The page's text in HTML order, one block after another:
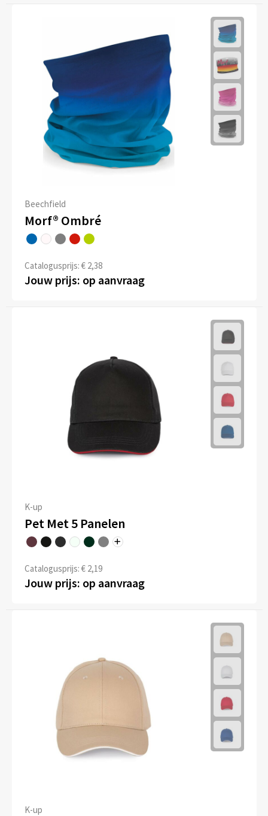
Beechfield
Morf® Ombré
Catalogusprijs: € 2,38
Jouw prijs: op aanvraag
K-up
Pet Met 5 Panelen
Catalogusprijs: € 2,19
Jouw prijs: op aanvraag
K-up